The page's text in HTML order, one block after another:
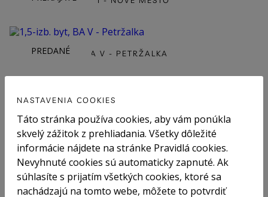
1,5-IZB. BYT, BA V - PETRŽALKA
PREDANÉ
PREDANÉ
NASTAVENIA COOKIES
Táto stránka používa cookies, aby vám ponúkla
skvelý zážitok z prehliadania. Všetky dôležité
informácie nájdete na stránke Pravidlá cookies.
Nevyhnuté cookies sú automaticky zapnuté. Ak
súhlasíte s prijatím všetkých cookies, ktoré sa
nachádzajú na tomto webe, môžete to potvrdiť